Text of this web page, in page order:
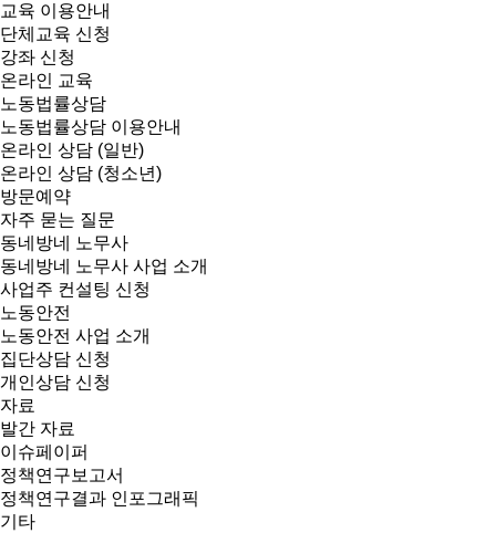
교육 이용안내
단체교육 신청
강좌 신청
온라인 교육
노동법률상담
노동법률상담 이용안내
온라인 상담 (일반)
온라인 상담 (청소년)
방문예약
자주 묻는 질문
동네방네 노무사
동네방네 노무사 사업 소개
사업주 컨설팅 신청
노동안전
노동안전 사업 소개
집단상담 신청
개인상담 신청
자료
발간 자료
이슈페이퍼
정책연구보고서
정책연구결과 인포그래픽
기타